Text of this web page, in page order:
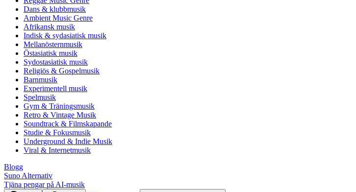
Dans & klubbmusik
Ambient Music Genre
Afrikansk musik
Indisk & sydasiatisk musik
Mellanösternmusik
Östasiatisk musik
Sydostasiatisk musik
Religiös & Gospelmusik
Barnmusik
Experimentell musik
Spelmusik
Gym & Träningsmusik
Retro & Vintage Musik
Soundtrack & Filmskapande
Studie & Fokusmusik
Underground & Indie Musik
Viral & Internetmusik
Blogg
Suno Alternativ
Tjäna pengar på AI-musik